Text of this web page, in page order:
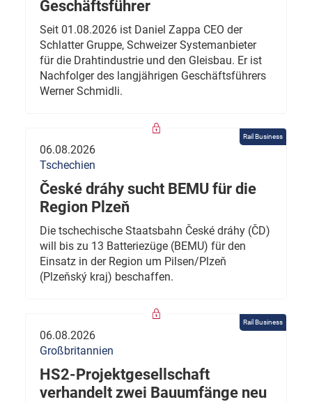
Geschäftsführer
Seit 01.08.2026 ist Daniel Zappa CEO der
Schlatter Gruppe, Schweizer Systemanbieter
für die Drahtindustrie und den Gleisbau. Er ist
Nachfolger des langjährigen Geschäftsführers
Werner Schmidli.
Rail Business
06.08.2026
Tschechien
České dráhy sucht BEMU für die
Region Plzeň
Die tschechische Staatsbahn České dráhy (ČD)
will bis zu 13 Batteriezüge (BEMU) für den
Einsatz in der Region um Pilsen/Plzeň
(Plzeňský kraj) beschaffen.
Rail Business
06.08.2026
Großbritannien
HS2-Projektgesellschaft
verhandelt zwei Bauumfänge neu